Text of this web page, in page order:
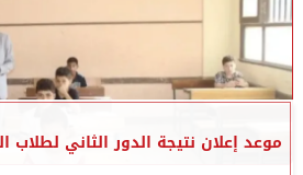
موعد إعلان نتيجة الدور الثاني لطلاب